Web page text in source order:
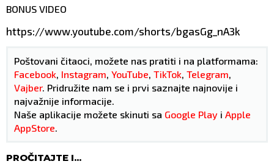
BONUS VIDEO
https://www.youtube.com/shorts/bgasGg_nA3k
Poštovani čitaoci, možete nas pratiti i na platformama:
Facebook Instagram YouTube TikTok Telegram
Vajber. Pridružite nam se i prvi saznajte najnovije i
najvažnije informacije.
Naše aplikacije možete skinuti sa Google Play i Apple
AppStore
PROČITAJTE I...